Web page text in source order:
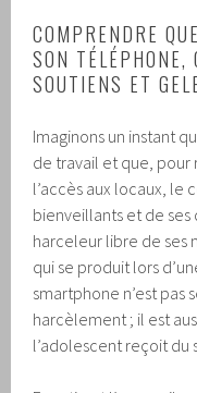
COMPRENDRE
SON TÉLÉPHONE,
SOUTIENS ET
Imaginons un instant
de travail et que,
l’accès aux locaux, le
bienveillants et de ses
harceleur libre de ses
qui se produit lors
smartphone n’est
harcèlement ; il est
l’adolescent reçoit du